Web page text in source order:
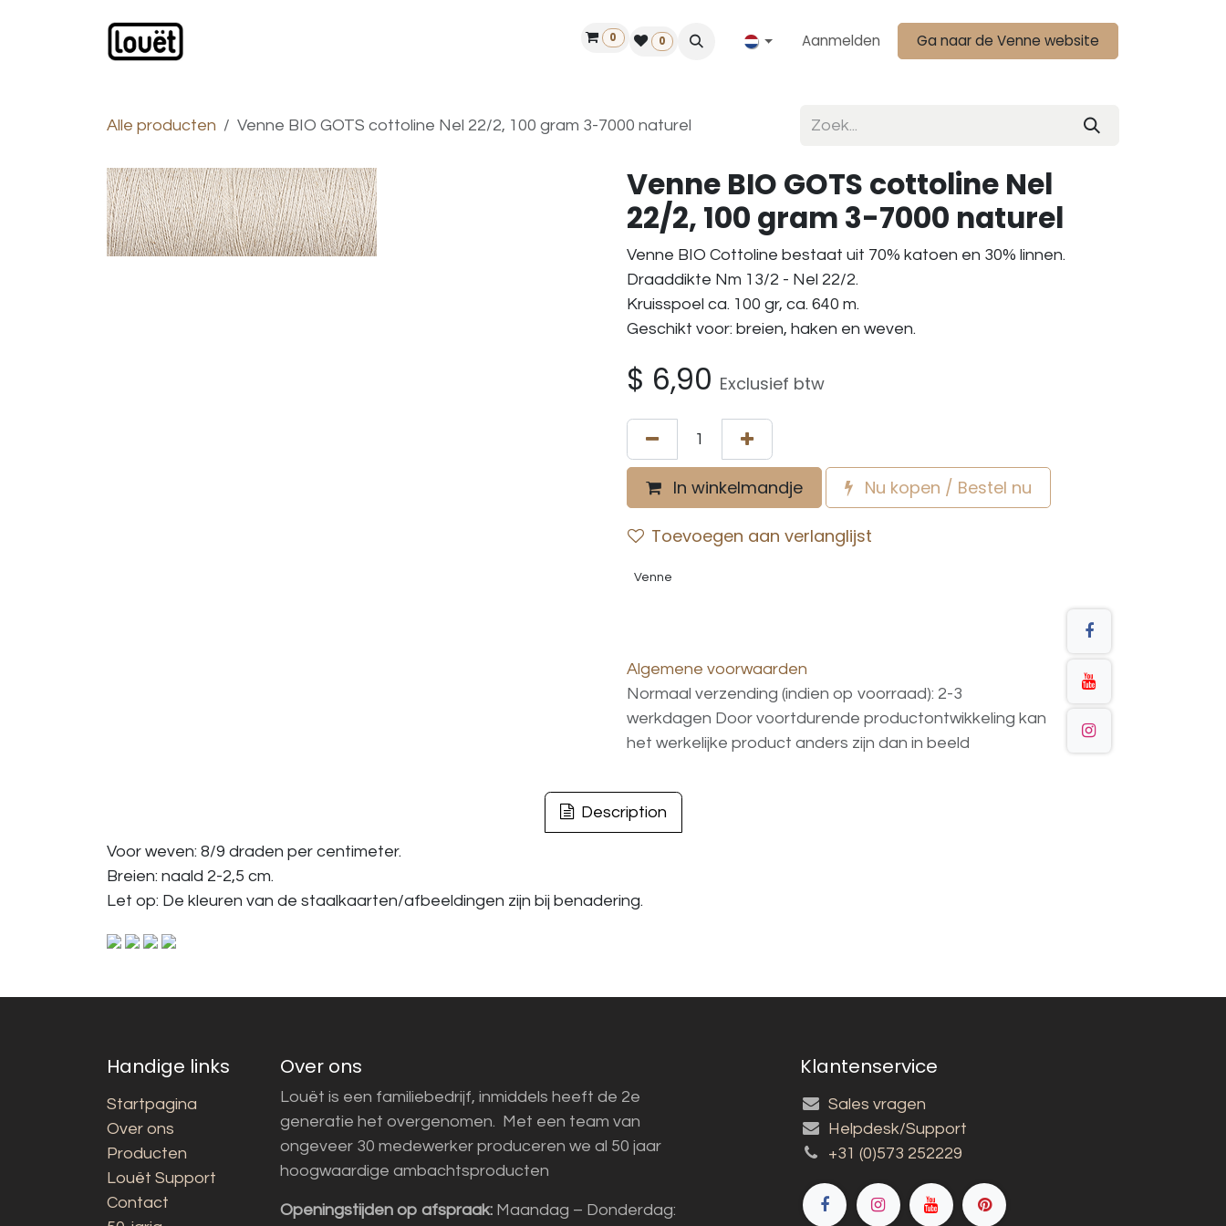
Vind een dealer
0 0 Aanmelden Ga naar de Venne website
Alle producten Venne BIO GOTS cottoline Nel 22/2, 100 gram 3-7000 naturel
Venne BIO GOTS cottoline Nel
22/2, 100 gram 3-7000 naturel
Venne BIO Cottoline bestaat uit 70% katoen en 30% linnen.
Draaddikte Nm 13/2 - Nel 22/2.
Kruisspoel ca. 100 gr, ca. 640 m.
Geschikt voor: breien, haken en weven.
$ 6,90 Exclusief btw
In winkelmandje Nu kopen / Bestel nu
Toevoegen aan verlanglijst
Venne
Algemene voorwaarden
Normaal verzending (indien op voorraad): 2-3
werkdagen Door voortdurende productontwikkeling kan
het werkelijke product anders zijn dan in beeld
Description
Voor weven: 8/9 draden per centimeter.
Breien: naald 2-2,5 cm.
Let op: De kleuren van de staalkaarten/afbeeldingen zijn bij benadering.
Handige links
Startpagina
Over ons
Producten
Louët Support
Contact
Over ons
Louët is een familiebedrijf, inmiddels heeft de 2e
generatie het overgenomen. Met een team van
ongeveer 30 medewerker produceren we al 50 jaar
hoogwaardige ambachtsproducten
Openingstijden op afspraak: Maandag – Donderdag:
Klantenservice
Sales vragen
Helpdesk/Support
+31 (0)573 252229